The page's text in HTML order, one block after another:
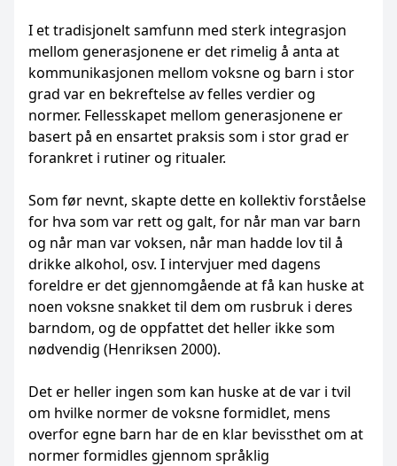
I et tradisjonelt samfunn med sterk integrasjon
mellom generasjonene er det rimelig å anta at
kommunikasjonen mellom voksne og barn i stor
grad var en bekreftelse av felles verdier og
normer. Fellesskapet mellom generasjonene er
basert på en ensartet praksis som i stor grad er
forankret i rutiner og ritualer.
Som før nevnt, skapte dette en kollektiv forståelse
for hva som var rett og galt, for når man var barn
og når man var voksen, når man hadde lov til å
drikke alkohol, osv. I intervjuer med dagens
foreldre er det gjennomgående at få kan huske at
noen voksne snakket til dem om rusbruk i deres
barndom, og de oppfattet det heller ikke som
nødvendig (Henriksen 2000).
Det er heller ingen som kan huske at de var i tvil
om hvilke normer de voksne formidlet, mens
overfor egne barn har de en klar bevissthet om at
normer formidles gjennom språklig